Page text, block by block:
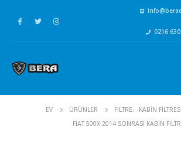
0216
EV ÜRÜNLER FİLTRE, KABİN FİLTRESİ
FIAT 500X 2014 SONRASI KABIN